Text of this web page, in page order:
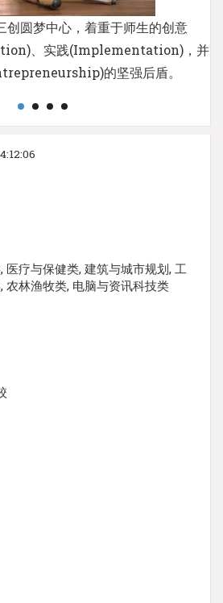
创圆梦中心，着重于师生的创意
、实践(Implementation)，并
的坚强后盾。
医疗与保健类, 建筑与城市规划, 工
农林渔牧类, 电脑与资讯科技类